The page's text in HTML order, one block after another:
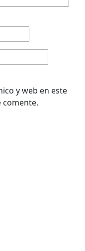
y web en este
comente.